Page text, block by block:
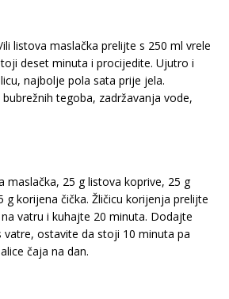
listova maslačka prelijte s 250 ml vrele
deset minuta i procijedite. Ujutro i
najbolje pola sata prije jela.
tegoba, zadržavanja vode,
maslačka, 25 g listova koprive, 25 g
g korijena čička. Žličicu korijenja prelijte
vatru i kuhajte 20 minuta. Dodajte
vatre, ostavite da stoji 10 minuta pa
čaja na dan.